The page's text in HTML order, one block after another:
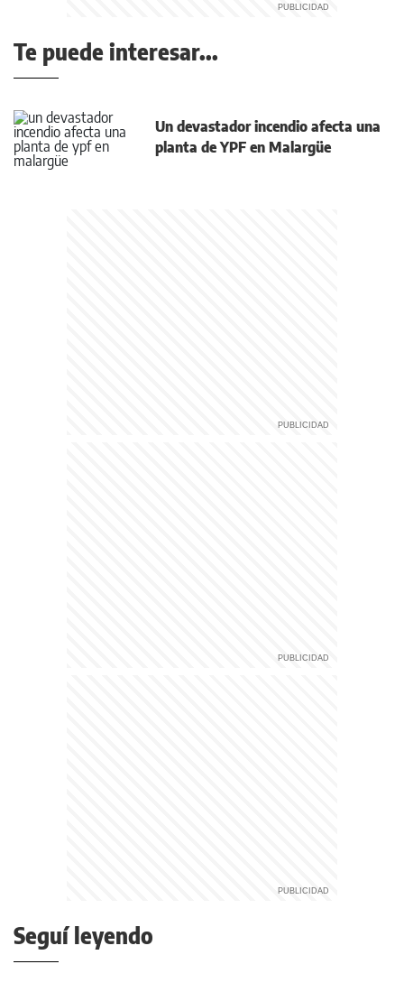
Te puede interesar...
Un devastador incendio afecta una
planta de YPF en Malargüe
Seguí leyendo